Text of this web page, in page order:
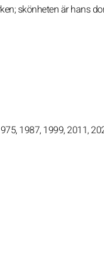
skönheten är hans
1987, 1999, 2011,